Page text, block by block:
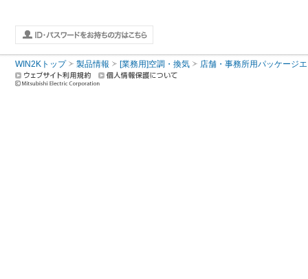
WIN2Kトップ 製品情報 [業務用]空調・換気 店舗・事務所用パッケージ